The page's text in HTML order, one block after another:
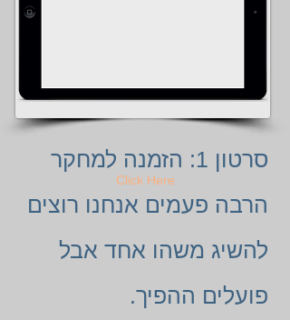
Click Here
סרטון 1: הזמנה למחקר
הרבה פעמים אנחנו רוצים
להשיג משהו אחד אבל
פועלים ההפיך.